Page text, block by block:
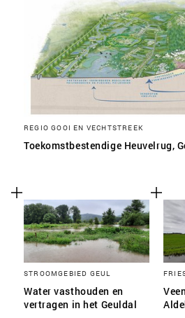
REGIO GOOI EN VECHTSTREEK
Toekomstbestendige Heuvelrug,
STROOMGEBIED GEUL
Water vasthouden en
vertragen in het Geuldal